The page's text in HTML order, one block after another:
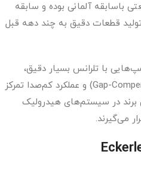
باسابقه آلمانی بوده و سابقه
قطعات دقیق به چند دهه قبل
با تلرانس بسیار دقیق،
طراحی جبران لقی (Gap-Compensated Design) و عملکرد کم‌صدا تمرکز
برند در سیستم‌های هیدرولیک
می‌گیرند.